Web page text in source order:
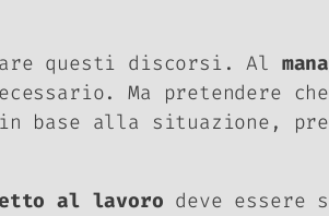
questi discorsi. Al
Ma pretendere
alla situazione,
al lavoro deve